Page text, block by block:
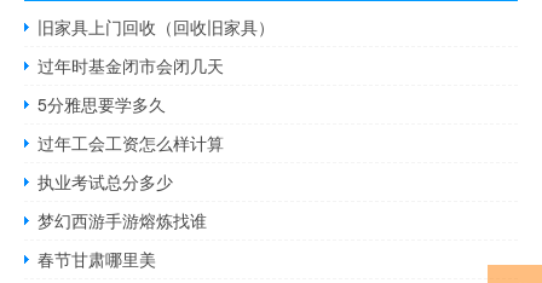
旧家具上门回收（回收旧家具）
过年时基金闭市会闭几天
5分雅思要学多久
过年工会工资怎么样计算
执业考试总分多少
梦幻西游手游熔炼找谁
春节甘肃哪里美